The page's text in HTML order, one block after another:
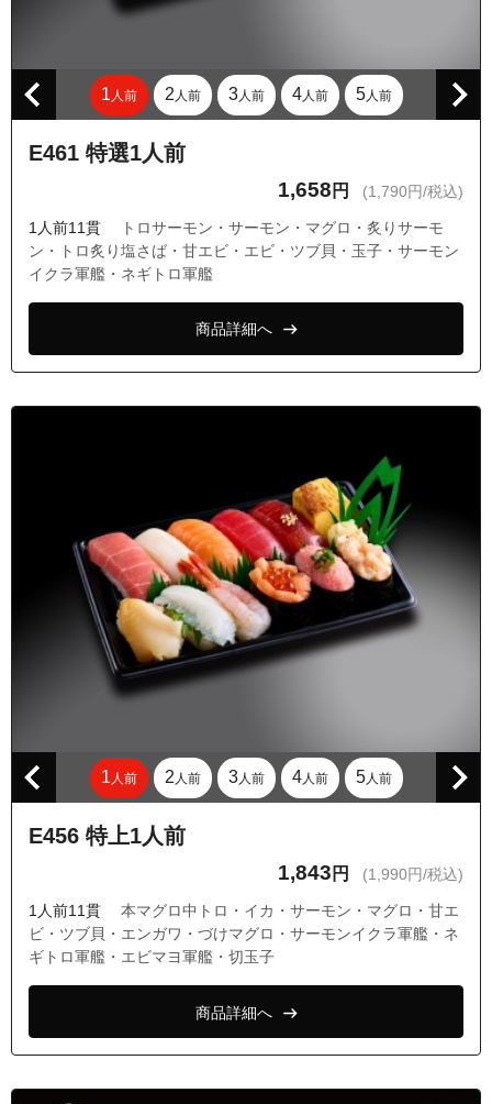
東京都西東京市谷戸町３丁目
東京都武蔵野市関前２丁目
東京都武蔵野市関前４丁目
東京都武蔵野市西久保１丁目
東京都武蔵野市西久保２丁目
東京都武蔵野市西久保３丁目
東京都武蔵野市緑町１丁目
東京都武蔵野市緑町２丁目
東京都武蔵野市緑町３丁目
東京都武蔵野市八幡町３丁目
東京都武蔵野市八幡町４丁目
1 人前 2 人前 3人前 4人前 5人前
E461 特選1人前
1,658 円 (1,790円/税込)
1人前11貫
トロサーモン・サーモン・マグロ・炙りサーモ
ン・トロ炙り塩さば・甘エビ・エビ・ツブ貝・玉子・サーモン
イクラ軍艦・ネギトロ軍艦
商品詳細へ
1人前 2 人前 3人前 4人前 5人前
E456 特上1人前
1,843 円 (1,990円/税込)
1人前11貫
本マグロ中トロ・イカ・サーモン・マグロ・甘エ
ビ・ツブ貝・エンガワ・づけマグロ・サーモンイクラ軍艦・ネ
ギトロ軍艦・エビマヨ軍艦・切玉子
商品詳細へ